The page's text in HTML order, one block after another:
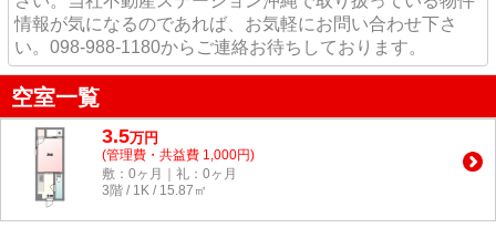
情報が気になるのであれば、お気軽にお問い合わせ下さ
い。098-988-1180からご連絡お待ちしております。
空室一覧
3.5万円
(管理費・共益費 1,000円)
敷：0ヶ月｜礼：0ヶ月
3階 / 1K / 15.87㎡